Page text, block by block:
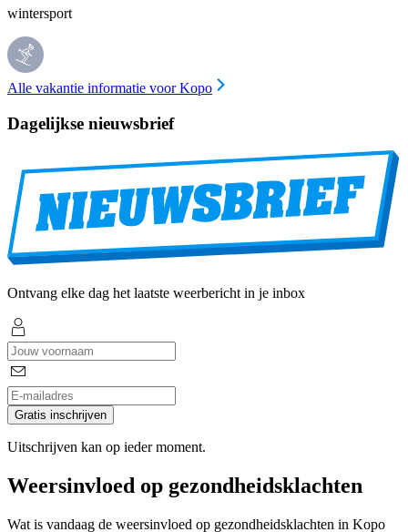
wintersport
Alle vakantie informatie voor Kopo
Dagelijkse nieuwsbrief
Ontvang elke dag het laatste weerbericht in je inbox
Gratis inschrijven
Uitschrijven kan op ieder moment.
Weersinvloed op gezondheidsklachten
Wat is vandaag de weersinvloed op gezondheidsklachten in Kopo